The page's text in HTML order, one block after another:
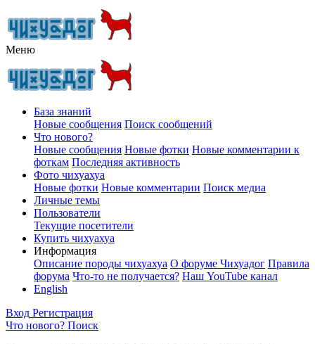
Меню
База знаний
Новые сообщения Поиск сообщений
Что нового?
Новые сообщения Новые фотки Новые комментарии к
фоткам Последняя активность
Фото чихуахуа
Новые фотки Новые комментарии Поиск медиа
Личные темы
Пользователи
Текущие посетители
Купить чихуахуа
Информация
Описание породы чихуахуа О форуме Чихуадог Правила
форума Что-то не получается? Наш YouTube канал
English
Вход Регистрация
Что нового? Поиск